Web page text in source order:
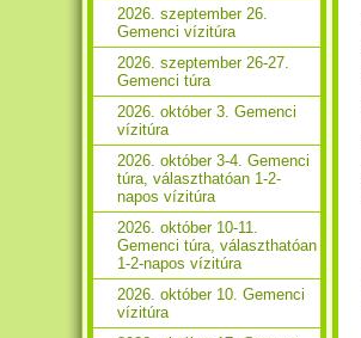
2026. szeptember 26.
Gemenci vízitúra
2026. szeptember 26-27.
Gemenci túra
2026. október 3. Gemenci
vízitúra
2026. október 3-4. Gemenci
túra, választhatóan 1-2-
napos vízitúra
2026. október 10-11.
Gemenci túra, választhatóan
1-2-napos vízitúra
2026. október 10. Gemenci
vízitúra